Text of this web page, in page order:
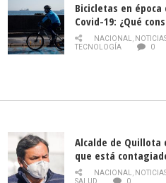
Bicicletas en época
Covid-19: ¿Qué
momento de
NACIONAL,
TECNOLOGÍA
0
Alcalde de Quillota
que está
COVID-19
NACIONAL,
SALUD
0